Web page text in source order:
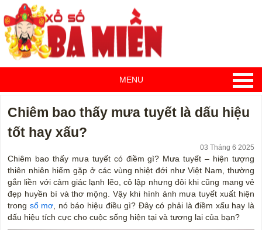
MENU
Chiêm bao thấy mưa tuyết là dấu hiệu
tốt hay xấu?
03 Tháng 6 2025
Chiêm bao thấy mưa tuyết có điềm gì? Mưa tuyết – hiện tượng
thiên nhiên hiếm gặp ở các vùng nhiệt đới như Việt Nam, thường
gắn liền với cảm giác lạnh lẽo, cô lập nhưng đôi khi cũng mang vẻ
đẹp huyền bí và thơ mộng. Vậy khi hình ảnh mưa tuyết xuất hiện
trong sổ mơ , nó báo hiệu điều gì? Đây có phải là điềm xấu hay là
dấu hiệu tích cực cho cuộc sống hiện tại và tương lai của bạn?